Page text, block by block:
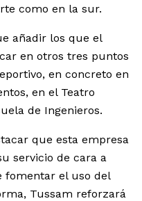
como en la sur.
añadir los que el
en otros tres puntos
en concreto en
en el Teatro
de Ingenieros.
que esta empresa
servicio de cara a
fomentar el uso del
Tussam reforzará